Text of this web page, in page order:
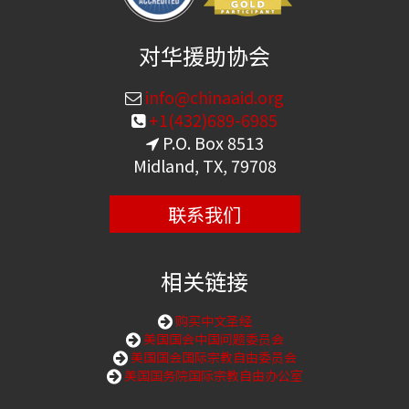
对华援助协会
info@chinaaid.org
+1(432)689-6985
P.O. Box 8513
Midland, TX, 79708
联系我们
相关链接
购买中文圣经
美国国会中国问题委员会
美国国会国际宗教自由委员会
美国国务院国际宗教自由办公室